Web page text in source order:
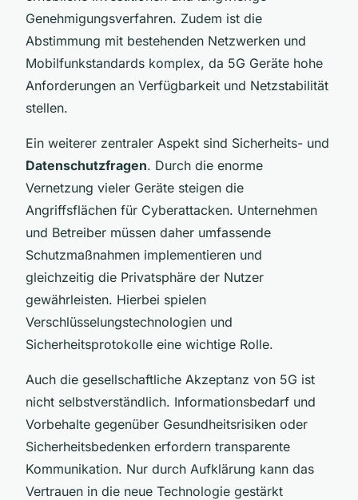
Genehmigungsverfahren. Zudem ist die
Abstimmung mit bestehenden Netzwerken und
Mobilfunkstandards komplex, da 5G Geräte hohe
Anforderungen an Verfügbarkeit und Netzstabilität
stellen.
Ein weiterer zentraler Aspekt sind Sicherheits- und
Datenschutzfragen. Durch die enorme
Vernetzung vieler Geräte steigen die
Angriffsflächen für Cyberattacken. Unternehmen
und Betreiber müssen daher umfassende
Schutzmaßnahmen implementieren und
gleichzeitig die Privatsphäre der Nutzer
gewährleisten. Hierbei spielen
Verschlüsselungstechnologien und
Sicherheitsprotokolle eine wichtige Rolle.
Auch die gesellschaftliche Akzeptanz von 5G ist
nicht selbstverständlich. Informationsbedarf und
Vorbehalte gegenüber Gesundheitsrisiken oder
Sicherheitsbedenken erfordern transparente
Kommunikation. Nur durch Aufklärung kann das
Vertrauen in die neue Technologie gestärkt